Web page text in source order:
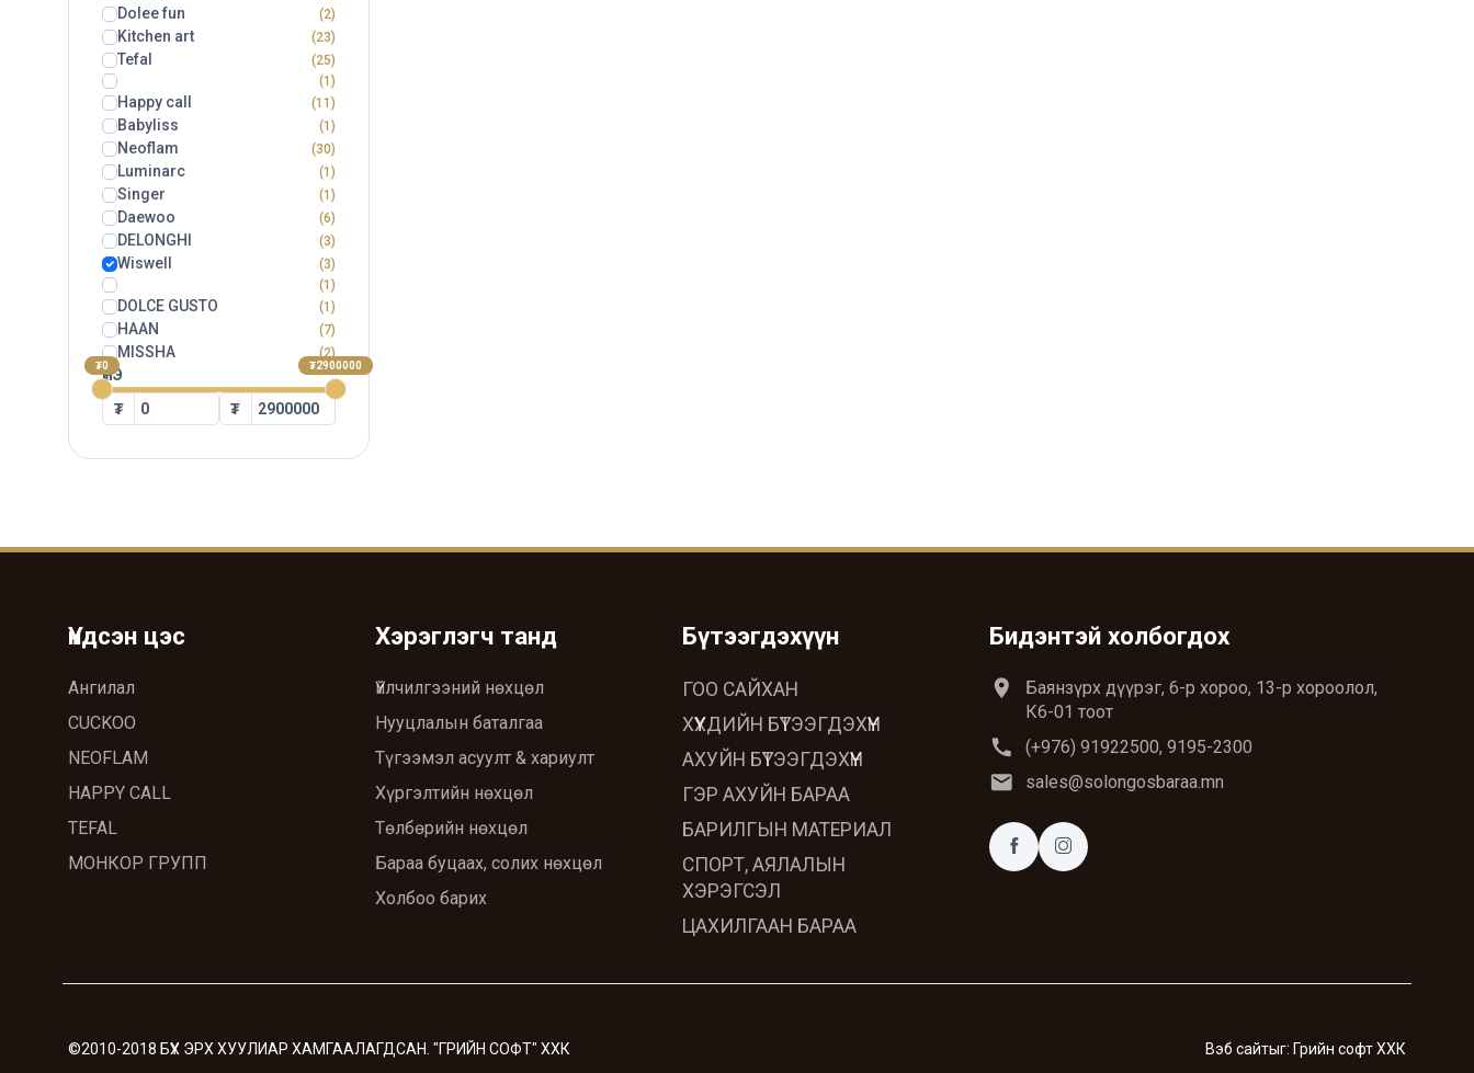
Dolee fun (2)
Kitchen art (23)
Tefal
(25)
(1)
Happy call (11)
Babyliss (1)
Neoflam (30)
Luminarc (1)
Singer (1)
Daewoo (6)
DELONGHI (3)
Wiswell
(3)
(1)
DOLCE GUSTO (1)
HAAN (7)
MISSHA (2)
ҮНЭ
₮0 ₮2900000
₮ ₮
Үндсэн цэс
Ангилал
CUCKOO
NEOFLAM
HAPPY CALL
TEFAL
МОНКОР ГРУПП
Хэрэглэгч танд
Үйлчилгээний нөхцөл
Нууцлалын баталгаа
Түгээмэл асуулт & хариулт
Хүргэлтийн нөхцөл
Төлбөрийн нөхцөл
Бараа буцаах, солих нөхцөл
Холбоо барих
Бүтээгдэхүүн
ГОО САЙХАН
ХҮҮХДИЙН БҮТЭЭГДЭХҮҮН
АХУЙН БҮТЭЭГДЭХҮҮН
ГЭР АХУЙН БАРАА
БАРИЛГЫН МАТЕРИАЛ
СПОРТ, АЯЛАЛЫН
ХЭРЭГСЭЛ
ЦАХИЛГААН БАРАА
Бидэнтэй холбогдох
location_on
Баянзүрх дүүрэг, 6-р хороо, 13-р хороолол,
К6-01 тоот
call (+976) 91922500, 9195-2300
email sales@solongosbaraa.mn
©2010-2018 БҮХ ЭРХ ХУУЛИАР ХАМГААЛАГДСАН. "ГРИЙН СОФТ" ХХК Вэб сайтыг: Грийн софт ХХК